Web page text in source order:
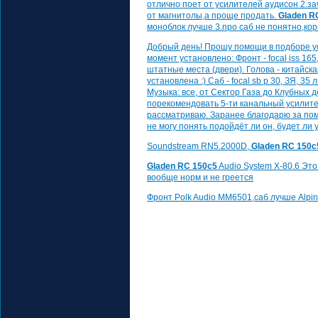
отлично поет от усилителей аудисон
от магнитолы,а проще продать. Gladen
моноблок лучше 3.про саб не
Добрый день! Прошу помощи в подборе
момент установлено: Фронт - focal iss
штатные места (двери). Голова -
установлена :) Саб - focal sb p 30, ЗЯ, 35
Музыка: все, от Сектор Газа до Клубных
порекомендовать 5-ти канальный
рассматриваю. Заранее благодарю за
не могу понять подойдёт ли он, будет ли
Soundstream RN5.2000D, Gladen RC
Gladen RC 150c5Audio System X-80.6 Это
вообще норм и не греется
Фронт Polk Audio MM6501,саб лучше